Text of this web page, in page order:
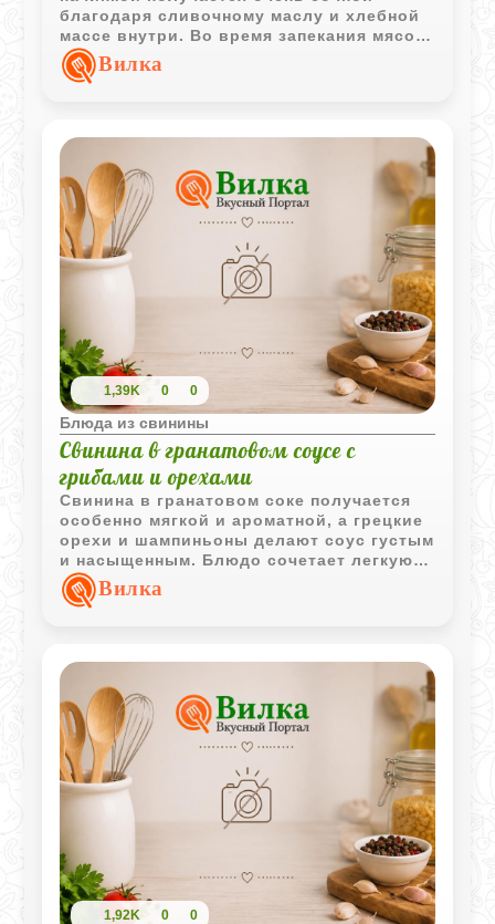
благодаря сливочному маслу и хлебной
массе внутри. Во время запекания мясо
пропитывается грибным ароматом, а
густой соус делает блюдо особенно
Вилка
1,39K 0 0
Блюда из свинины
Свинина в гранатовом соусе с
грибами и орехами
Свинина в гранатовом соке получается
особенно мягкой и ароматной, а грецкие
орехи и шампиньоны делают соус густым
и насыщенным. Блюдо сочетает легкую
фруктовую кислинку, пряности и
глубокий мясной вкус.
Вилка
1,92K 0 0